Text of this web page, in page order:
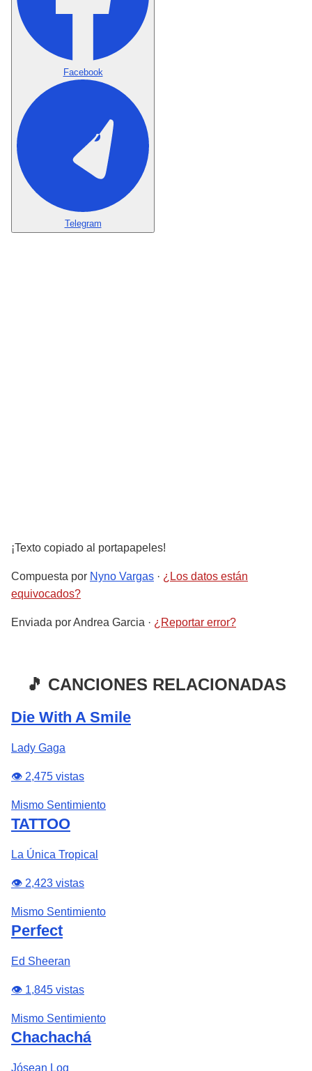
Facebook
Telegram
¡Texto copiado al portapapeles!
Compuesta por Nyno Vargas · ¿Los datos están
equivocados?
Enviada porAndrea Garcia · ¿Reportar error?
🎵 CANCIONES RELACIONADAS
Die With A Smile
Lady Gaga
👁️ 2,475 vistas
Mismo Sentimiento
TATTOO
La Única Tropical
👁️ 2,423 vistas
Mismo Sentimiento
Perfect
Ed Sheeran
👁️ 1,845 vistas
Mismo Sentimiento
Chachachá
Jósean Log